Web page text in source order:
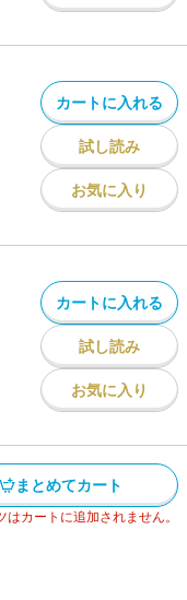
カートに入れる
試し読み
お気に入り
カートに入れる
試し読み
お気に入り
まとめてカート
カートに追加されません。